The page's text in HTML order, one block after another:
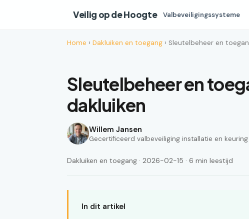
Veilig op de Hoogte Valbeveiligingssysteme
Home › Dakluiken en toegang › Sleutelbeheer en
Sleutelbeheer en
dakluiken
Willem Jansen
Gecertificeerd valbeveiliging installatie en
Dakluiken en toegang · 2026-02-15 · 6 min leestijd
In dit artikel